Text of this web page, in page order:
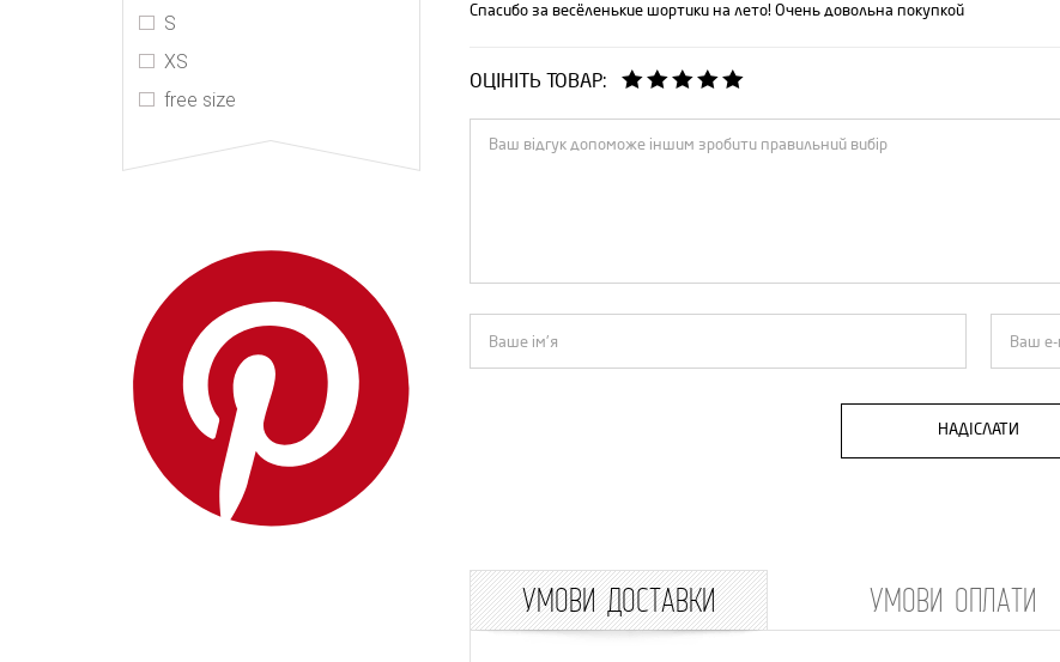
The Kooples
Valentino
Vetements
S
XS
free size
Спасибо за весёленькие шортики на лето! Очень довольна покупкой
ОЦІНІТЬ ТОВАР:
НАДІСЛАТИ
УМОВИ ДОСТАВКИ УМОВИ ОПЛАТИ